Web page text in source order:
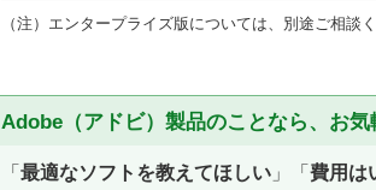
（注）エンタープライズ版については、別途ご相談く
Adobe（アドビ）製品のことなら、お気
「 最適なソフトを教えてほしい 」「 費用は